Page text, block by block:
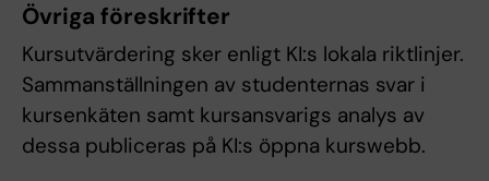
Övriga föreskrifter
Kursutvärdering sker enligt KI:s lokala riktlinjer.
Sammanställningen av studenternas svar i
kursenkäten samt kursansvarigs analys av
dessa publiceras på KI:s öppna kurswebb.